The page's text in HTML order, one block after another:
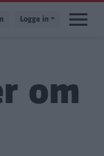
Logga in
om